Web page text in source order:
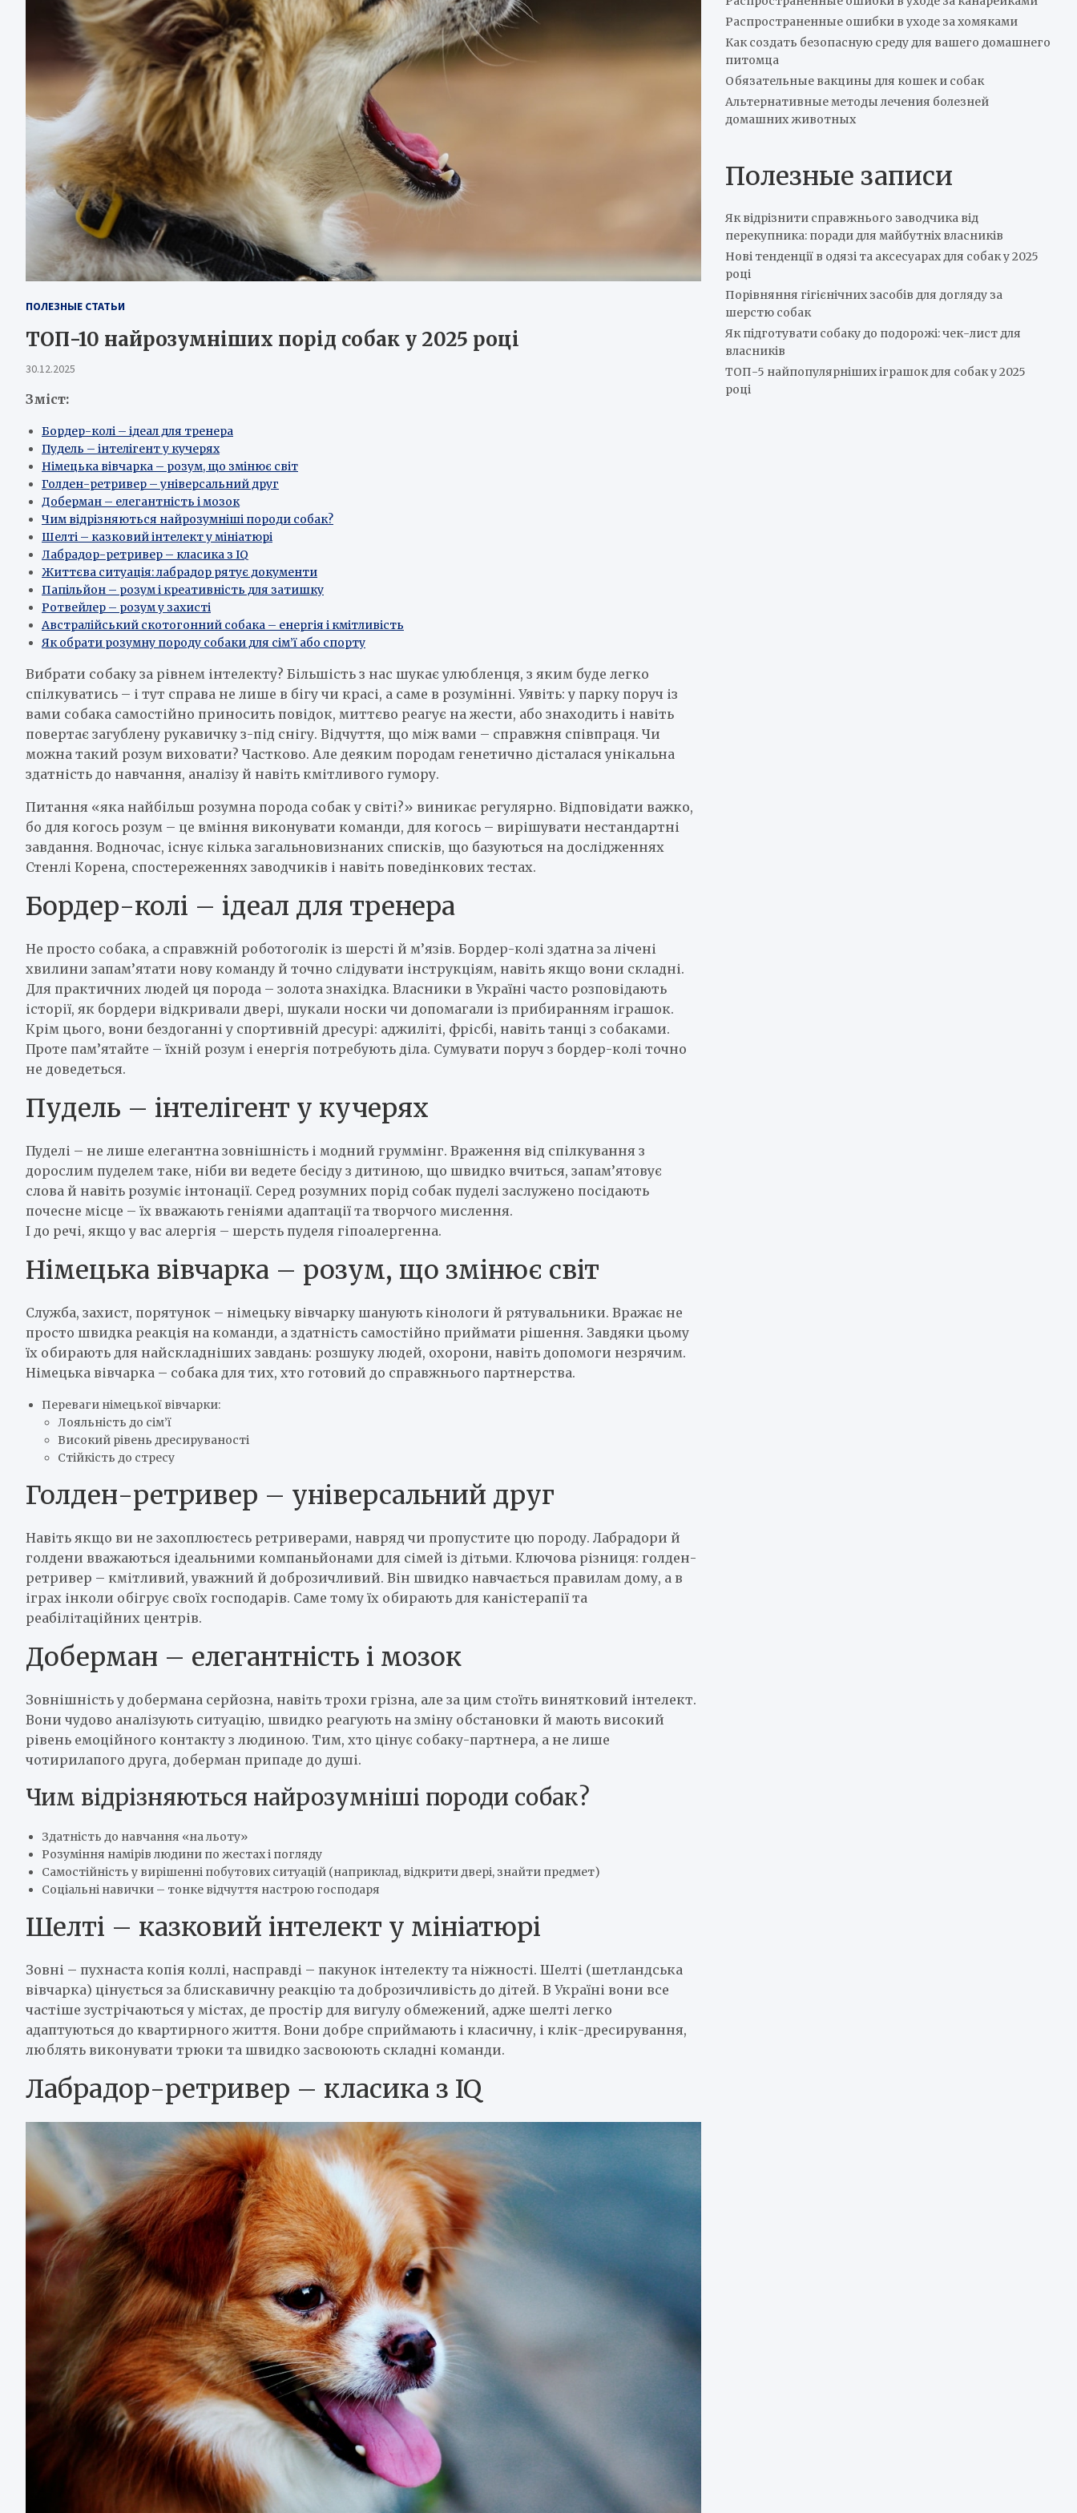
ПОЛЕЗНЫЕ СТАТЬИ
ТОП-10 найрозумніших порід собак у 2025 році
30.12.2025
Зміст:
Бордер-колі – ідеал для тренера
Пудель – інтелігент у кучерях
Німецька вівчарка – розум, що змінює світ
Голден-ретривер – універсальний друг
Доберман – елегантність і мозок
Чим відрізняються найрозумніші породи собак?
Шелті – казковий інтелект у мініатюрі
Лабрадор-ретривер – класика з IQ
Життєва ситуація: лабрадор рятує документи
Папільйон – розум і креативність для затишку
Ротвейлер – розум у захисті
Австралійський скотогонний собака – енергія і кмітливість
Як обрати розумну породу собаки для сім’ї або спорту
Вибрати собаку за рівнем інтелекту? Більшість з нас шукає улюбленця, з яким буде легко
спілкуватись – і тут справа не лише в бігу чи красі, а саме в розумінні. Уявіть: у парку поруч із
вами собака самостійно приносить повідок, миттєво реагує на жести, або знаходить і навіть
повертає загублену рукавичку з-під снігу. Відчуття, що між вами – справжня співпраця. Чи
можна такий розум виховати? Частково. Але деяким породам генетично дісталася унікальна
здатність до навчання, аналізу й навіть кмітливого гумору.
Питання «яка найбільш розумна порода собак у світі?» виникає регулярно. Відповідати важко,
бо для когось розум – це вміння виконувати команди, для когось – вирішувати нестандартні
завдання. Водночас, існує кілька загальновизнаних списків, що базуються на дослідженнях
Стенлі Корена, спостереженнях заводчиків і навіть поведінкових тестах.
Бордер-колі – ідеал для тренера
Не просто собака, а справжній роботоголік із шерсті й м’язів. Бордер-колі здатна за лічені
хвилини запам’ятати нову команду й точно слідувати інструкціям, навіть якщо вони складні.
Для практичних людей ця порода – золота знахідка. Власники в Україні часто розповідають
історії, як бордери відкривали двері, шукали носки чи допомагали із прибиранням іграшок.
Крім цього, вони бездоганні у спортивній дресурі: аджиліті, фрісбі, навіть танці з собаками.
Проте пам’ятайте – їхній розум і енергія потребують діла. Сумувати поруч з бордер-колі точно
не доведеться.
Пудель – інтелігент у кучерях
Пуделі – не лише елегантна зовнішність і модний груммінг. Враження від спілкування з
дорослим пуделем таке, ніби ви ведете бесіду з дитиною, що швидко вчиться, запам’ятовує
слова й навіть розуміє інтонації. Серед розумних порід собак пуделі заслужено посідають
почесне місце – їх вважають геніями адаптації та творчого мислення.
І до речі, якщо у вас алергія – шерсть пуделя гіпоалергенна.
Німецька вівчарка – розум, що змінює світ
Служба, захист, порятунок – німецьку вівчарку шанують кінологи й рятувальники. Вражає не
просто швидка реакція на команди, а здатність самостійно приймати рішення. Завдяки цьому
їх обирають для найскладніших завдань: розшуку людей, охорони, навіть допомоги незрячим.
Німецька вівчарка – собака для тих, хто готовий до справжнього партнерства.
Переваги німецької вівчарки:
Лояльність до сім’ї
Високий рівень дресируваності
Стійкість до стресу
Голден-ретривер – універсальний друг
Навіть якщо ви не захоплюєтесь ретриверами, навряд чи пропустите цю породу. Лабрадори й
голдени вважаються ідеальними компаньйонами для сімей із дітьми. Ключова різниця: голден-
ретривер – кмітливий, уважний й доброзичливий. Він швидко навчається правилам дому, а в
іграх інколи обігрує своїх господарів. Саме тому їх обирають для каністерапії та
реабілітаційних центрів.
Доберман – елегантність і мозок
Зовнішність у добермана серйозна, навіть трохи грізна, але за цим стоїть винятковий інтелект.
Вони чудово аналізують ситуацію, швидко реагують на зміну обстановки й мають високий
рівень емоційного контакту з людиною. Тим, хто цінує собаку-партнера, а не лише
чотирилапого друга, доберман припаде до душі.
Чим відрізняються найрозумніші породи собак?
Здатність до навчання «на льоту»
Розуміння намірів людини по жестах і погляду
Самостійність у вирішенні побутових ситуацій (наприклад, відкрити двері, знайти предмет)
Соціальні навички – тонке відчуття настрою господаря
Шелті – казковий інтелект у мініатюрі
Зовні – пухнаста копія коллі, насправді – пакунок інтелекту та ніжності. Шелті (шетландська
вівчарка) цінується за блискавичну реакцію та доброзичливість до дітей. В Україні вони все
частіше зустрічаються у містах, де простір для вигулу обмежений, адже шелті легко
адаптуються до квартирного життя. Вони добре сприймають і класичну, і клік-дресирування,
люблять виконувати трюки та швидко засвоюють складні команди.
Лабрадор-ретривер – класика з IQ
Распространенные ошибки в уходе за хомяками
Как создать безопасную среду для вашего домашнего
питомца
Обязательные вакцины для кошек и собак
Альтернативные методы лечения болезней
домашних животных
Полезные записи
Як відрізнити справжнього заводчика від
перекупника: поради для майбутніх власників
Нові тенденції в одязі та аксесуарах для собак у 2025
році
Порівняння гігієнічних засобів для догляду за
шерстю собак
Як підготувати собаку до подорожі: чек-лист для
власників
ТОП-5 найпопулярніших іграшок для собак у 2025
році